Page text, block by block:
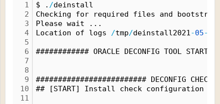
1
2
3
4
5
6
7
8
9
10
11
$ . /deinstall
Checking for required files and
Please wait ...
Location of logs /tmp/deinstall2021-05-
############ ORACLE DECONFIG TOOL START
######################### DECONFIG CHECK
## [START] Install check configuration ##